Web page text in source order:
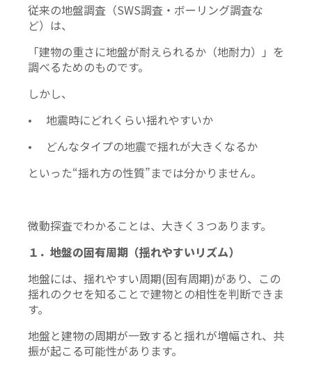
従来の地盤調査（SWS調査・ボーリング調査な
ど）は、
「建物の重さに地盤が耐えられるか（地耐力）」を
調べるためのものです。
しかし、
• 地震時にどれくらい揺れやすいか
• どんなタイプの地震で揺れが大きくなるか
といった“揺れ方の性質”までは分かりません。
微動探査でわかることは、大きく３つあります。
１．地盤の固有周期（揺れやすいリズム）
地盤には、揺れやすい周期(固有周期)があり、この
揺れのクセを知ることで建物との相性を判断できま
す。
地盤と建物の周期が一致すると揺れが増幅され、共
振が起こる可能性があります。